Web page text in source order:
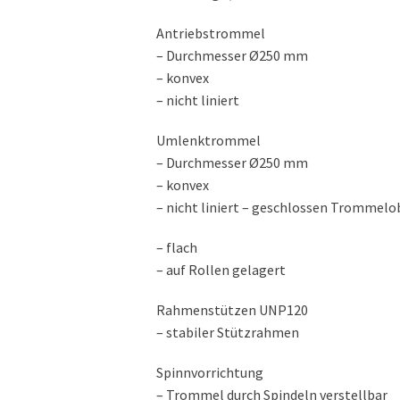
Antriebstrommel
– Durchmesser Ø250 mm
– konvex
– nicht liniert
Umlenktrommel
– Durchmesser Ø250 mm
– konvex
– nicht liniert – geschlossen
– flach
– auf Rollen gelagert
Rahmenstützen UNP120
– stabiler Stützrahmen
Spinnvorrichtung
– Trommel durch Spindeln verstellbar